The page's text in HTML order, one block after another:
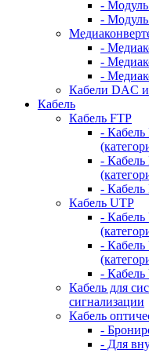
-
-
-
-
-
Кабели DAC
Кабель
Кабель FTP
-
-
-
Кабель UTP
-
-
-
Кабель для
сигнализации
Кабель
-
- Для